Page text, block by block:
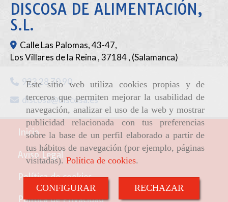
Este sitio web utiliza cookies propias y de
terceros que permiten mejorar la usabilidad de
navegación, analizar el uso de la web y mostrar
publicidad relacionada con tus preferencias
sobre la base de un perfil elaborado a partir de
tus hábitos de navegación (por ejemplo, páginas
visitadas). Política de cookies.
CONFIGURAR RECHAZAR
DISCOSA DE ALIMENTACIÓN,
S.L.
Calle Las Palomas, 43-47,
Los Villares de la Reina ,37184, (Salamanca)
923 28 70 90
discosa
discosa.es
Inicio
Aviso Legal
Política de cookies
Política de Privacidad